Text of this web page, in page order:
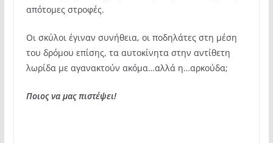
απότομες στροφές.
Οι σκύλοι έγιναν συνήθεια, οι ποδηλάτες στη μέση
του δρόμου επίσης, τα αυτοκίνητα στην αντίθετη
λωρίδα με αγανακτούν ακόμα…αλλά η…αρκούδα;
Ποιος να μας πιστέψει!